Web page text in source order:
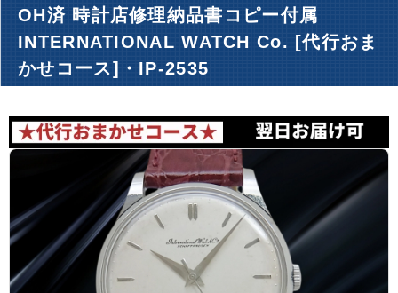
価格の交渉 時計の修理
カレンダープライス
OH済 時計店修理納品書コピー付属
INTERNATIONAL WATCH Co. [代行おま
かせコース]・IP-2535